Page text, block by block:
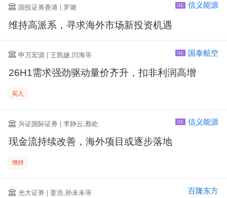
国投证券香港 | 罗璐 HK 信义能源
维持高派系，寻求海外市场新投资机遇
申万宏源 | 王凯婕,闫海等 HK 国泰航空
26H1需求强劲驱动量价齐升，扣非利润高增
买入
兴证国际证券 | 李静云,蔡屹 HK 信义能源
现金流持续改善，海外项目或逐步落地
增持
光大证券 | 姜浩,孙未未等 百隆东方